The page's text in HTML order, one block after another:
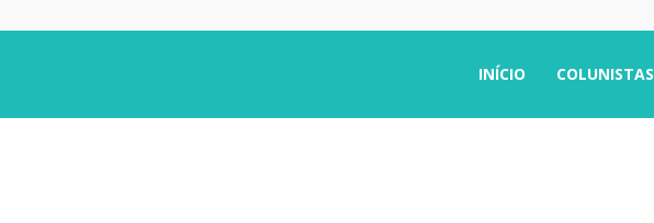
INÍCIO COLUNISTAS